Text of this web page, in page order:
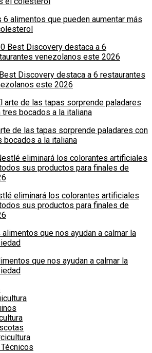
6 alimentos que pueden aumentar más
Discovery destaca a 6 restaurantes
este 2026
de las tapas sorprende paladares con
bocados a la italiana
eliminará los colorantes artificiales
sus productos para finales de
que nos ayudan a calmar la